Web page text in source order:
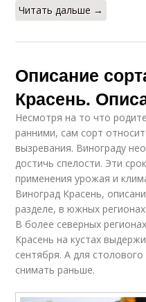
Читать дальше →
Описание
Красень.
Несмотря на то что
ранними, сам сорт
вызревания. Винограду
достичь спелости. Эти
применения урожая и
Виноград Красень,
разделе, в южных
В более северных
Красень на кустах
сентября. А для
снимать раньше.